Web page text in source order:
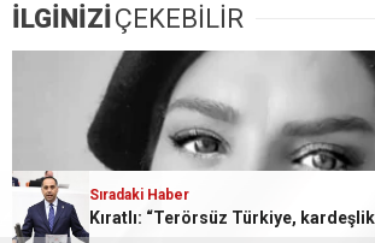
Sıradaki Haber
İLGİNİZİ ÇEKEBİLİR
Sıradaki Haber